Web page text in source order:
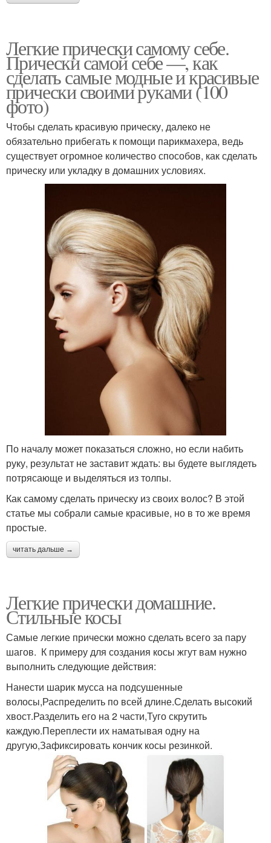
Легкие прически самому себе.
Прически самой себе —, как
сделать самые модные и красивые
прически своими руками (100
фото)
Чтобы сделать красивую прическу, далеко не
обязательно прибегать к помощи парикмахера, ведь
существует огромное количество способов, как сделать
прическу или укладку в домашних условиях.
По началу может показаться сложно, но если набить
руку, результат не заставит ждать: вы будете выглядеть
потрясающе и выделяться из толпы.
Как самому сделать прическу из своих волос? В этой
статье мы собрали самые красивые, но в то же время
простые.
читать дальше →
Легкие прически домашние.
Стильные косы
Самые легкие прически можно сделать всего за пару
шагов. К примеру для создания косы жгут вам нужно
выполнить следующие действия:
Нанести шарик мусса на подсушенные
волосы,Распределить по всей длине.Сделать высокий
хвост.Разделить его на 2 части,Туго скрутить
каждую.Переплести их наматывая одну на
другую,Зафиксировать кончик косы резинкой.